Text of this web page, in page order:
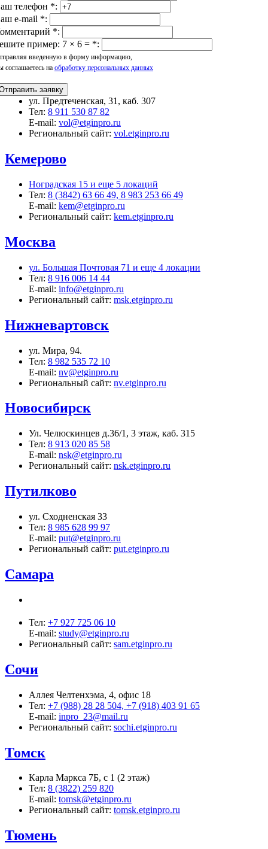
телефон *:
e-mail *:
*:
пример: 7 × 6 = *:
введенную в форму информацию,
соглашаетесь на обработку персональных данных
заявку
ул. Предтеченская, 31, каб. 307
Тел: 8 911 530 87 82
E-mail: vol@etginpro.ru
Региональный сайт: vol.etginpro.ru
Кемерово
Ноградская 15 и еще 5 локаций
Тел: 8 (3842) 63 66 49, 8 983 253 66 49
E-mail: kem@etginpro.ru
Региональный сайт: kem.etginpro.ru
Москва
ул. Большая Почтовая 71 и еще 4 локации
Тел: 8 916 006 14 44
E-mail: info@etginpro.ru
Региональный сайт: msk.etginpro.ru
Нижневартовск
ул. Мира, 94.
Тел: 8 982 535 72 10
E-mail: nv@etginpro.ru
Региональный сайт: nv.etginpro.ru
Новосибирск
Ул. Челюскинцев д.36/1, 3 этаж, каб. 315
Тел: 8 913 020 85 58
E-mail: nsk@etginpro.ru
Региональный сайт: nsk.etginpro.ru
Путилково
ул. Сходненская 33
Тел: 8 985 628 99 97
E-mail: put@etginpro.ru
Региональный сайт: put.etginpro.ru
Самара
Тел: +7 927 725 06 10
E-mail: study@etginpro.ru
Региональный сайт: sam.etginpro.ru
Сочи
Аллея Челтенхэма, 4, офис 18
Тел: +7 (988) 28 28 504, +7 (918) 403 91 65
E-mail: inpro_23@mail.ru
Региональный сайт: sochi.etginpro.ru
Томск
Карла Маркса 7Б, с 1 (2 этаж)
Тел: 8 (3822) 259 820
E-mail: tomsk@etginpro.ru
Региональный сайт: tomsk.etginpro.ru
Тюмень